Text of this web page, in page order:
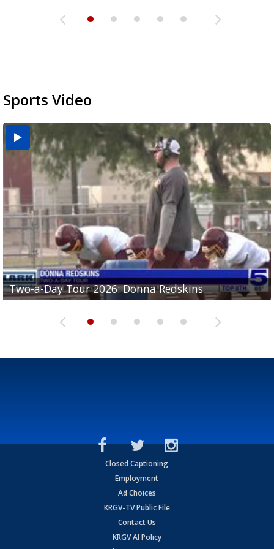
Sports Video
Two-a-Day Tour 2026: Donna Redskins
Two-a-Day Tour 2026: Brownsville Pace Vikings
Two-a-Day Tour 2026: La Joya Coyotes
Two-a-Day Tour 2026: Rio Hondo Bobcats
Two-a-Day Tour 2026: Brownsville St. Joseph
Bloodhounds
Closed Captioning
Employment
Ad Choices
KRGV-TV Public File
Contact Us
KRGV AI Policy